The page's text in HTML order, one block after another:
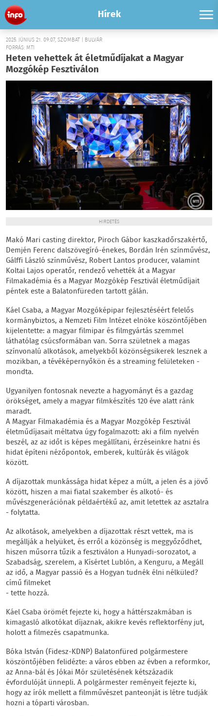
Hírek
2025. JÚNIUS 21. 09:07, SZOMBAT | BULVÁR
FORRÁS: MTI
Heten vehettek át életműdíjakat a Magyar
Mozgókép Fesztiválon
HIRDETÉS
Makó Mari casting direktor, Piroch Gábor kaszkadőrszakértő,
Demjén Ferenc dalszövegíró-énekes, Bordán Irén színművész,
Gálffi László színművész, Robert Lantos producer, valamint
Koltai Lajos operatőr, rendező vehették át a Magyar
Filmakadémia és a Magyar Mozgókép Fesztivál életműdíjait
péntek este a Balatonfüreden tartott gálán.
Káel Csaba, a Magyar Mozgóképipar fejlesztéséért felelős
kormánybiztos, a Nemzeti Film Intézet elnöke köszöntőjében
kijelentette: a magyar filmipar és filmgyártás szemmel
láthatólag csúcsformában van. Sorra születnek a magas
színvonalú alkotások, amelyekből közönségsikerek lesznek a
mozikban, a tévéképernyőkön és a streaming felületeken -
mondta.
Ugyanilyen fontosnak nevezte a hagyományt és a gazdag
örökséget, amely a magyar filmkészítés 120 éve alatt ránk
maradt.
A Magyar Filmakadémia és a Magyar Mozgókép Fesztivál
életműdíjasait méltatva úgy fogalmazott: aki a film nyelvén
beszél, az az időt is képes megállítani, érzéseinkre hatni és
hidat építeni nézőpontok, emberek, kultúrák és világok
között.
A díjazottak munkássága hidat képez a múlt, a jelen és a jövő
között, hiszen a mai fiatal szakember és alkotó- és
művészgenerációnak példaértékű az, amit letettek az asztalra
- folytatta.
Az alkotások, amelyekben a díjazottak részt vettek, ma is
megállják a helyüket, és erről a közönség is meggyőződhet,
hiszen műsorra tűzik a fesztiválon a Hunyadi-sorozatot, a
Szabadság, szerelem, a Kísértet Lublón, a Kenguru, a Megáll
az idő, a Magyar passió és a Hogyan tudnék élni nélküled?
című filmeket
- tette hozzá.
Káel Csaba örömét fejezte ki, hogy a háttérszakmában is
kimagasló alkotókat díjaznak, akikre kevés reflektorfény jut,
holott a filmezés csapatmunka.
Bóka István (Fidesz-KDNP) Balatonfüred polgármestere
köszöntőjében felidézte: a város ebben az évben a reformkor,
az Anna-bál és Jókai Mór születésének kétszázadik
évfordulóját ünnepli. A polgármester reményeit fejezte ki,
hogy az írók mellett a filmművészet panteonját is létre tudják
hozni a tóparti városban.